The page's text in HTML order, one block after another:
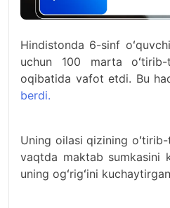
Hindistonda 6-sinf
uchun 100 marta oʻtirib-
oqibatida vafot etdi. Bu
berdi.
Uning oilasi qizining
vaqtda maktab sumkasini
uning ogʻrigʻini